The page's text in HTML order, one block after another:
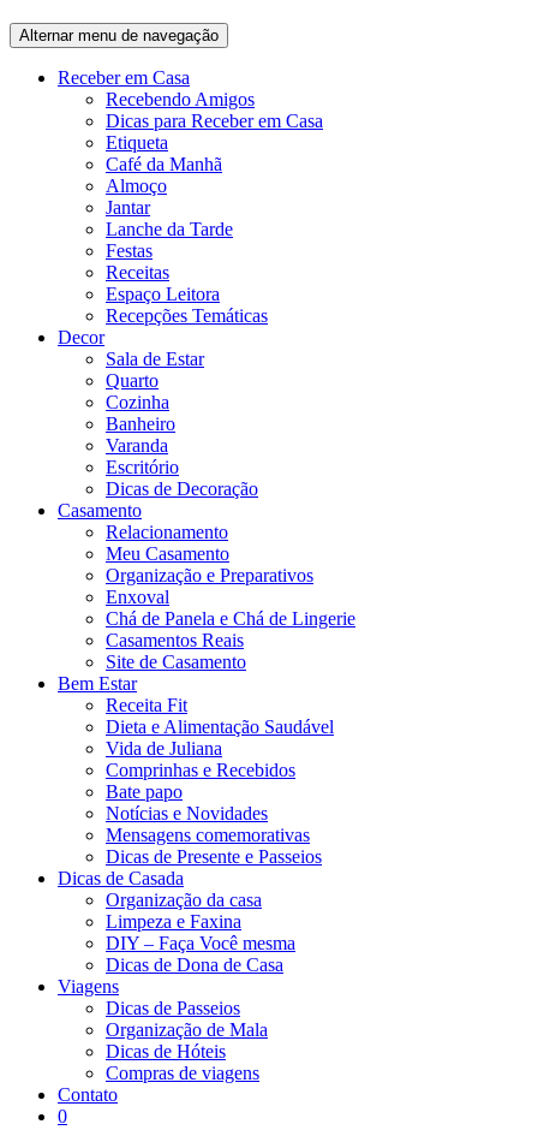
Alternar menu de navegação
Receber em Casa
Recebendo Amigos
Dicas para Receber em Casa
Etiqueta
Café da Manhã
Almoço
Jantar
Lanche da Tarde
Festas
Receitas
Espaço Leitora
Recepções Temáticas
Decor
Sala de Estar
Quarto
Cozinha
Banheiro
Varanda
Escritório
Dicas de Decoração
Casamento
Relacionamento
Meu Casamento
Organização e Preparativos
Enxoval
Chá de Panela e Chá de Lingerie
Casamentos Reais
Site de Casamento
Bem Estar
Receita Fit
Dieta e Alimentação Saudável
Vida de Juliana
Comprinhas e Recebidos
Bate papo
Notícias e Novidades
Mensagens comemorativas
Dicas de Presente e Passeios
Dicas de Casada
Organização da casa
Limpeza e Faxina
DIY – Faça Você mesma
Dicas de Dona de Casa
Viagens
Dicas de Passeios
Organização de Mala
Dicas de Hóteis
Compras de viagens
Contato
0